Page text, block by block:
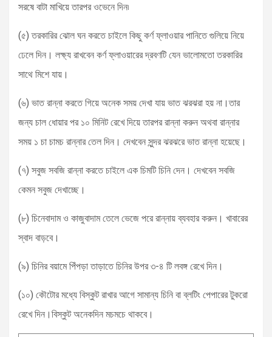
সরষে বাটা মাখিয়ে তারপর ওভেনে দিন৷
(৫) তরকারির ঝোল ঘন করতে চাইলে কিছু কর্ণ ফ্লাওয়ার পানিতে গুলিয়ে নিয়ে
ঢেলে দিন। লক্ষ্য রাখবেন কর্ণ ফ্লাওয়ারের দ্রবণটি যেন ভালোমতো তরকারির
সাথে মিশে যায়।
(৬) ভাত রান্না করতে গিয়ে অনেক সময় দেখা যায় ভাত ঝরঝরা হয় না।তার
জন্য চাল ধোয়ার পর ১০ মিনিট রেখে দিয়ে তারপর রান্না করুন অথবা রান্নার
সময় ১ চা চামচ রান্নার তেল দিন। দেখবেন সুন্দর ঝরঝরে ভাত রান্না হয়েছে।
(৭) সবুজ সবজি রান্না করতে চাইলে এক চিমটি চিনি দেন। দেখবেন সবজি
কেমন সবুজ দেখাচ্ছে।
(৮) চিনেবাদাম ও কাজুবাদাম তেলে ভেজে পরে রান্নায় ব্যবহার করুন। খাবারের
স্বাদ বাড়বে।
(৯) চিনির বয়ামে পিঁপড়া তাড়াতে চিনির উপর ৩-৪ টি লবঙ্গ রেখে দিন।
(১০) কৌটোর মধ্যে বিস্কুট রাখার আগে সামান্য চিনি বা ব্লটিং পেপারের টুকরো
রেখে দিন।বিস্কুট অনেকদিন মচমচে থাকবে।